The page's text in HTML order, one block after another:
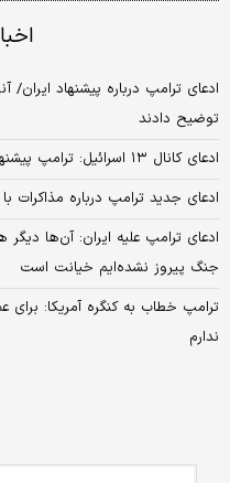
ادعای ترامپ درباره پیشنهاد
توضیح دادند
ادعای کانال ۱۳ اسرائیل: ترامپ پیشنهاد ایران را رد کرد
ادعای جدید ترامپ درباره مذاکرات
ادعای ترامپ علیه ایران: آن‌ها
جنگ پیروز نشده‌ایم خیانت است
ترامپ خطاب به کنگره آمریکا: برای
ندارم